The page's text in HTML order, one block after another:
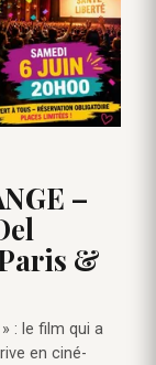
–
&
» : le film qui a
en ciné-